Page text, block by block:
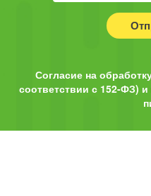
Согласие на
соответствии с 152-ФЗ)